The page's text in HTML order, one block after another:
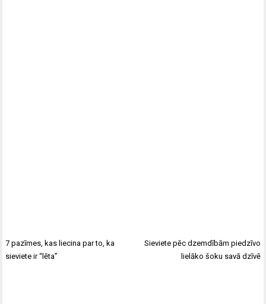
7 pazīmes, kas liecina par to, ka
sieviete ir “lēta”
Sieviete pēc dzemdībām piedzīvo
lielāko šoku savā dzīvē